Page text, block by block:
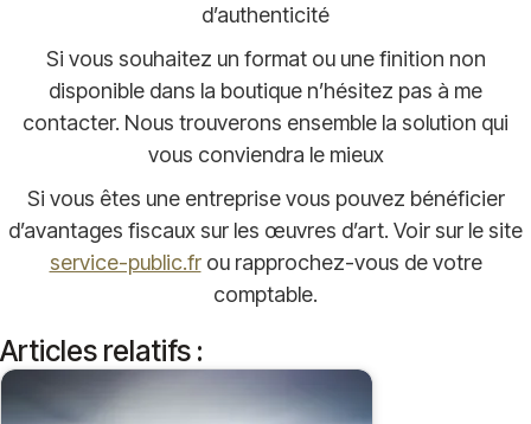
d’authenticité
Si vous souhaitez un format ou une finition non
disponible dans la boutique n’hésitez pas à me
contacter. Nous trouverons ensemble la solution qui
vous conviendra le mieux
Si vous êtes une entreprise vous pouvez bénéficier
d’avantages fiscaux sur les œuvres d’art. Voir sur le site
service-public.frou rapprochez-vous de votre
comptable.
Articles relatifs :